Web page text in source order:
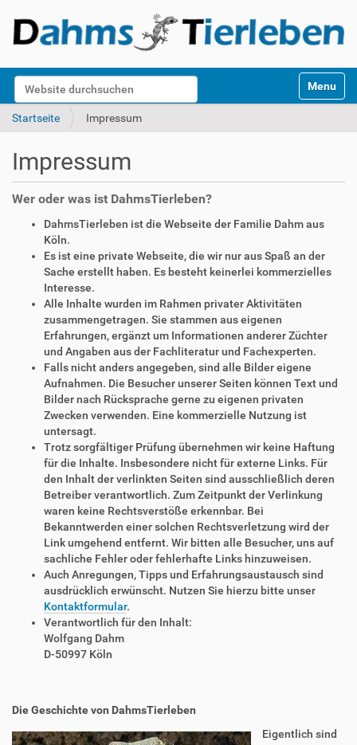
Website durchsuchen
k
Toggle
Startseite Impressum
Impressum
Wer oder was ist DahmsTierleben?
DahmsTierleben ist die Webseite der Familie Dahm aus
Köln.
Es ist eine private Webseite, die wir nur aus Spaß an der
Sache erstellt haben. Es besteht keinerlei kommerzielles
Interesse.
Alle Inhalte wurden im Rahmen privater Aktivitäten
zusammengetragen. Sie stammen aus eigenen
Erfahrungen, ergänzt um Informationen anderer Züchter
und Angaben aus der Fachliteratur und Fachexperten.
Falls nicht anders angegeben, sind alle Bilder eigene
Aufnahmen. Die Besucher unserer Seiten können Text und
Bilder nach Rücksprache gerne zu eigenen privaten
Zwecken verwenden. Eine kommerzielle Nutzung ist
untersagt.
Trotz sorgfältiger Prüfung übernehmen wir keine Haftung
für die Inhalte. Insbesondere nicht für externe Links. Für
den Inhalt der verlinkten Seiten sind ausschließlich deren
Betreiber verantwortlich. Zum Zeitpunkt der Verlinkung
waren keine Rechtsverstöße erkennbar. Bei
Bekanntwerden einer solchen Rechtsverletzung wird der
Link umgehend entfernt. Wir bitten alle Besucher, uns auf
sachliche Fehler oder fehlerhafte Links hinzuweisen.
Auch Anregungen, Tipps und Erfahrungsaustausch sind
ausdrücklich erwünscht. Nutzen Sie hierzu bitte unser
Kontaktformular.
Verantwortlich für den Inhalt:
Wolfgang Dahm
D-50997 Köln
Die Geschichte von DahmsTierleben
Eigentlich sind